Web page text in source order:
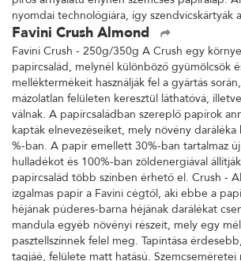
nyomdai technológiára, így szendvicskártyák
Favini Crush Almond
Favini Crush - 250g/350g A Crush egy
papírcsalád, melynél különböző gyümölcsök
melléktermékeit használják fel a gyártás
mázolatlan felületen keresztül láthatóvá,
válnak. A papírcsaládban szereplő papírok
kapták elnevezéseiket, mely növény
%-ban. A papír emellett 30%-ban tartalmaz
hulladékot és 100%-ban zöldenergiával
papírcsalád több színben érhető el. Crush -
izgalmas papír a Favini cégtől, aki ebbe a
héjának púderes-barna héjának darálékat
mandula egyéb növényi részeit, mely egy
pasztellszínnek felel meg. Tapintása
tagjáé, felülete matt hatású.